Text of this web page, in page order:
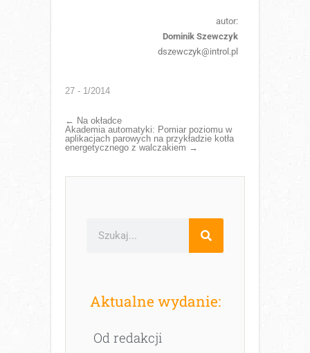
autor:
Dominik Szewczyk
dszewczyk@introl.pl
27 - 1/2014
← Na okładce
Akademia automatyki: Pomiar poziomu w
aplikacjach parowych na przykładzie kotła
energetycznego z walczakiem →
Aktualne wydanie:
Od redakcji